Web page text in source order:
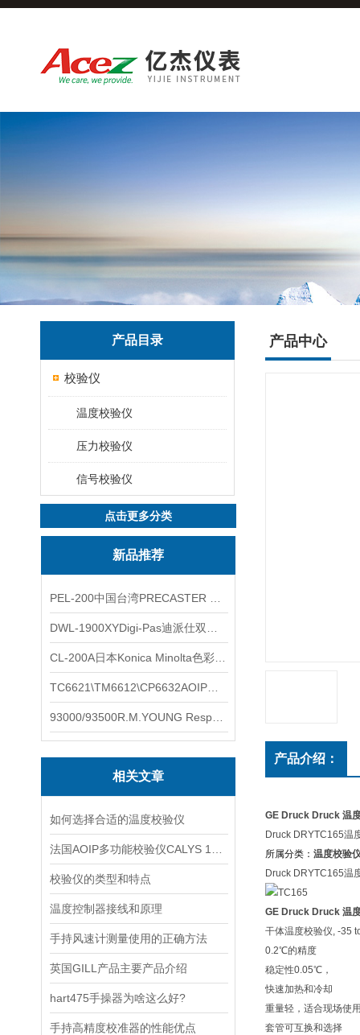
产品目录
校验仪
温度校验仪
压力校验仪
信号校验仪
点击更多分类
新品推荐
相关文章
如何选择合适的温度校验仪
校验仪的类型和特点
温度控制器接线和原理
手持风速计测量使用的正确方法
英国GILL产品主要产品介绍
hart475手操器为啥这么好?
手持高精度校准器的性能优点
产品中心
产品介绍：
GE Druck Druck 温
Druck DRYTC165温
所属分类： 温度校验
Druck DRYTC165温
GE Druck Druck 温
干体温度校验仪, -35
0.2℃的精度
稳定性0.05℃，
快速加热和冷却
重量轻，适合现场使
套管可互换和选择